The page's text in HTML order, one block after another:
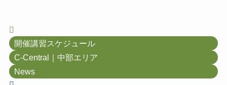
開催講習スケジュール
C-Central｜中部エリア
News